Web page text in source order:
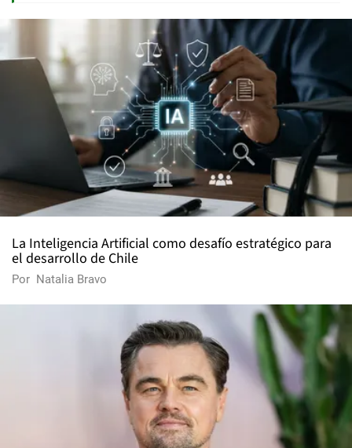
La Inteligencia Artificial como desafío estratégico para
el desarrollo de Chile
Por Natalia Bravo